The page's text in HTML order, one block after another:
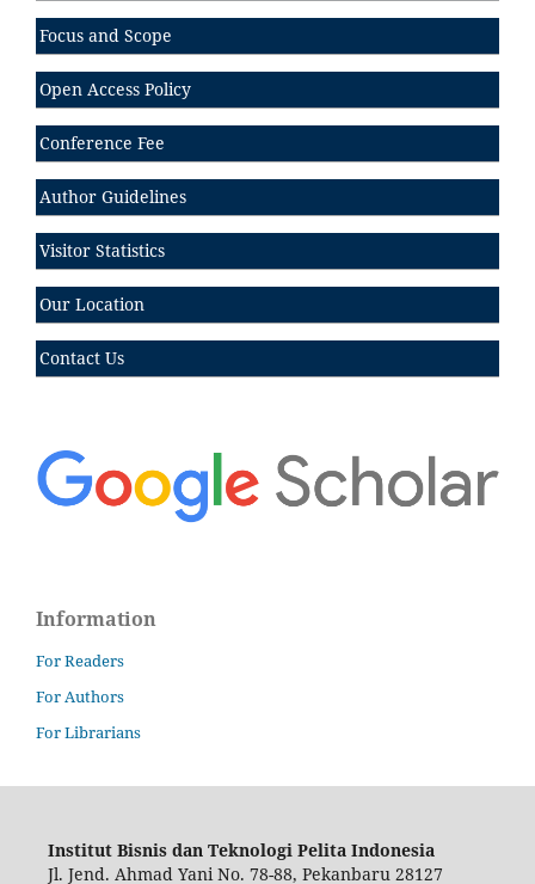
Focus and Scope
Open Access Policy
Conference Fee
Author Guidelines
Visitor Statistics
Our Location
Contact Us
Information
For Readers
For Authors
For Librarians
Institut Bisnis dan Teknologi Pelita Indonesia
Jl. Jend. Ahmad Yani No. 78-88, Pekanbaru 28127